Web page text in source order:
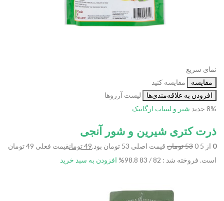
نمای سریع
مقایسه
مقایسه کنید
افزودن به علاقه‌مندی‌ها
لیست آرزوها
8% جدید شیر و لبنیات ارگانیک
ذرت کتری شیرین و شور آنجی
0 از 5 0 53 تومان قیمت اصلی 53 تومان بود. 49 تومان
قیمت فعلی 49 تومان
است. فروخته شد : 82 / 83 98.8% افزودن به سبد خرید